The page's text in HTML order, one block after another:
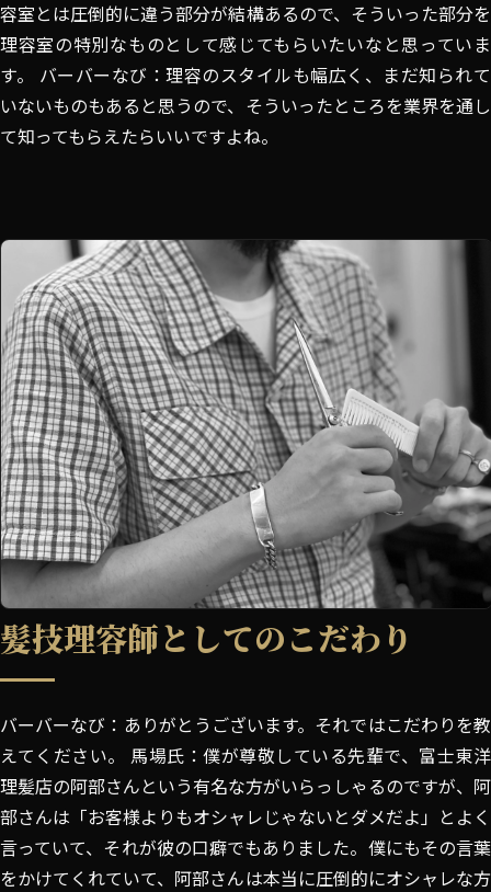
容室とは圧倒的に違う部分が結構あるので、そういった部分を
理容室の特別なものとして感じてもらいたいなと思っていま
す。 バーバーなび：理容のスタイルも幅広く、まだ知られて
いないものもあると思うので、そういったところを業界を通し
て知ってもらえたらいいですよね。
髪技理容師としてのこだわり
バーバーなび：ありがとうございます。それではこだわりを教
えてください。 馬場氏：僕が尊敬している先輩で、富士東洋
理髪店の阿部さんという有名な方がいらっしゃるのですが、阿
部さんは「お客様よりもオシャレじゃないとダメだよ」とよく
言っていて、それが彼の口癖でもありました。僕にもその言葉
をかけてくれていて、阿部さんは本当に圧倒的にオシャレな方